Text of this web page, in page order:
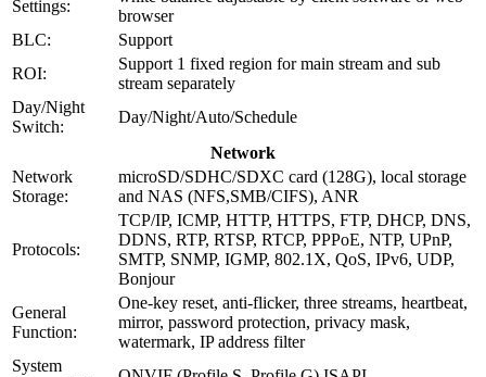
Settings:
browser
BLC:
Support
ROI:
Support 1 fixed region for main stream and sub
stream separately
Day/Night
Switch:
Day/Night/Auto/Schedule
Network
Network
Storage:
microSD/SDHC/SDXC card (128G), local storage
and NAS (NFS,SMB/CIFS), ANR
Protocols:
TCP/IP, ICMP, HTTP, HTTPS, FTP, DHCP, DNS,
DDNS, RTP, RTSP, RTCP, PPPoE, NTP, UPnP,
SMTP, SNMP, IGMP, 802.1X, QoS, IPv6, UDP,
Bonjour
General
Function:
One-key reset, anti-flicker, three streams, heartbeat,
mirror, password protection, privacy mask,
watermark, IP address filter
System